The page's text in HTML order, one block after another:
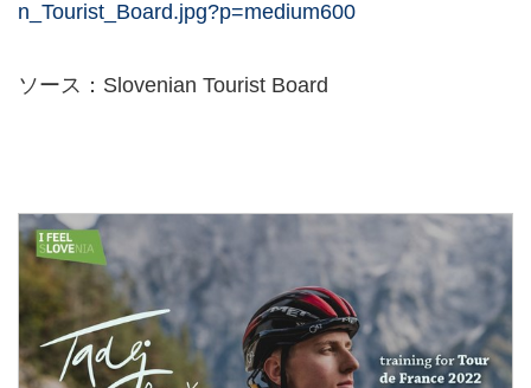
n_Tourist_Board.jpg?p=medium600
ソース：Slovenian Tourist Board